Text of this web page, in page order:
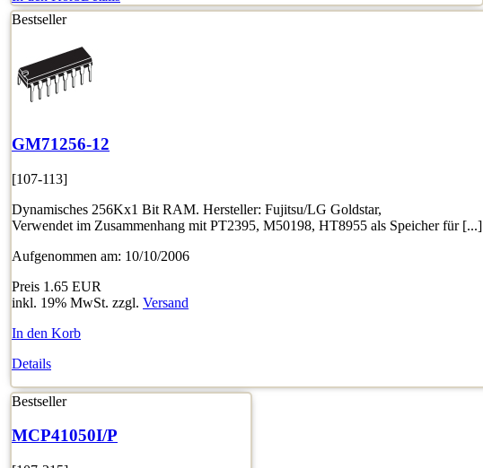
Bestseller
GM71256-12
[107-113]
Dynamisches 256Kx1 Bit RAM. Hersteller: Fujitsu/LG Goldstar,
Verwendet im Zusammenhang mit PT2395, M50198, HT8955 als Speicher für [...]
Aufgenommen am: 10/10/2006
Preis 1.65 EUR
inkl. 19% MwSt. zzgl. Versand
In den Korb
Details
Bestseller
MCP41050I/P